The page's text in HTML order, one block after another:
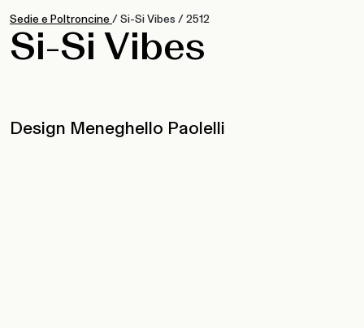
Sedie e Poltroncine /Si-Si Vibes /2512
Si-Si Vibes
Design Meneghello Paolelli